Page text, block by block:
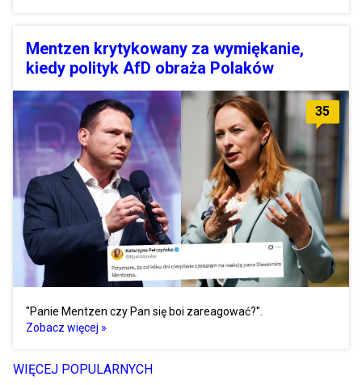
Mentzen krytykowany za wymiękanie,
kiedy polityk AfD obraża Polaków
35
"Panie Mentzen czy Pan się boi zareagować?".
Zobacz więcej »
WIĘCEJ POPULARNYCH